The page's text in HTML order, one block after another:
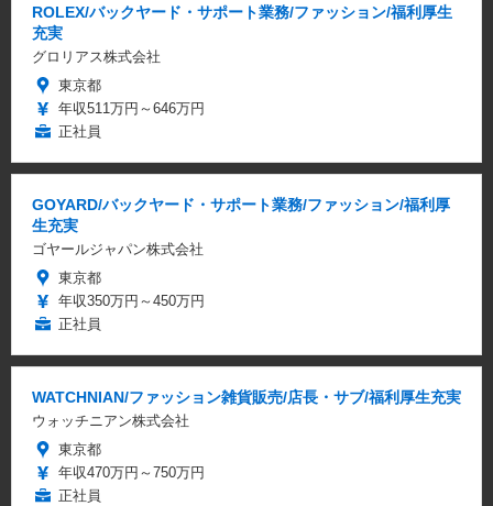
ROLEX/バックヤード・サポート業務/ファッション/福利厚生
充実
グロリアス株式会社
東京都
年収511万円～646万円
正社員
GOYARD/バックヤード・サポート業務/ファッション/福利厚
生充実
ゴヤールジャパン株式会社
東京都
年収350万円～450万円
正社員
WATCHNIAN/ファッション雑貨販売/店長・サブ/福利厚生充実
ウォッチニアン株式会社
東京都
年収470万円～750万円
正社員